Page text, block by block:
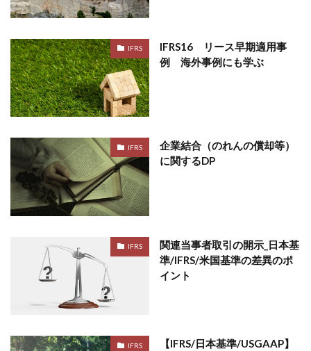
IFRS
IFRS16 リース早期適用事
例 海外事例にも学ぶ
IFRS
企業結合（のれんの償却等）
に関するDP
IFRS
関連当事者取引の開示_日本基
準/IFRS/米国基準の差異のポ
イント
IFRS
【IFRS/日本基準/USGAAP】